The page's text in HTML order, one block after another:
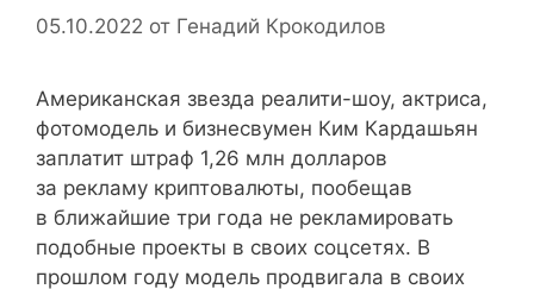
05.10.2022 от Генадий Крокодилов
Американская звезда реалити-шоу, актриса,
фотомодель и бизнесвумен Ким Кардашьян
заплатит штраф 1,26 млн долларов
за рекламу криптовалюты, пообещав
в ближайшие три года не рекламировать
подобные проекты в своих соцсетях. В
прошлом году модель продвигала в своих